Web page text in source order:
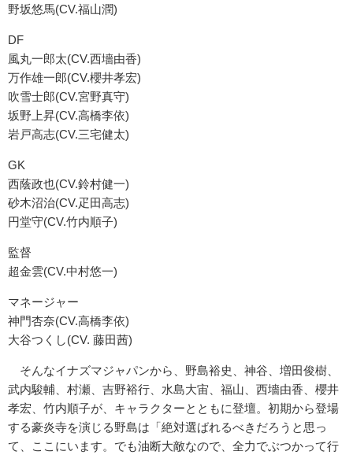
野坂悠馬(CV.福山潤)
DF
風丸一郎太(CV.西墻由香)
万作雄一郎(CV.櫻井孝宏)
吹雪士郎(CV.宮野真守)
坂野上昇(CV.高橋李依)
岩戸高志(CV.三宅健太)
GK
西蔭政也(CV.鈴村健一)
砂木沼治(CV.疋田高志)
円堂守(CV.竹内順子)
監督
超金雲(CV.中村悠一)
マネージャー
神門杏奈(CV.高橋李依)
大谷つくし(CV. 藤田茜)
そんなイナズマジャパンから、野島裕史、神谷、増田俊樹、
武内駿輔、村瀬、吉野裕行、水島大宙、福山、西墻由香、櫻井
孝宏、竹内順子が、キャラクターとともに登壇。初期から登場
する豪炎寺を演じる野島は「絶対選ばれるべきだろうと思っ
て、ここにいます。でも油断大敵なので、全力でぶつかって行